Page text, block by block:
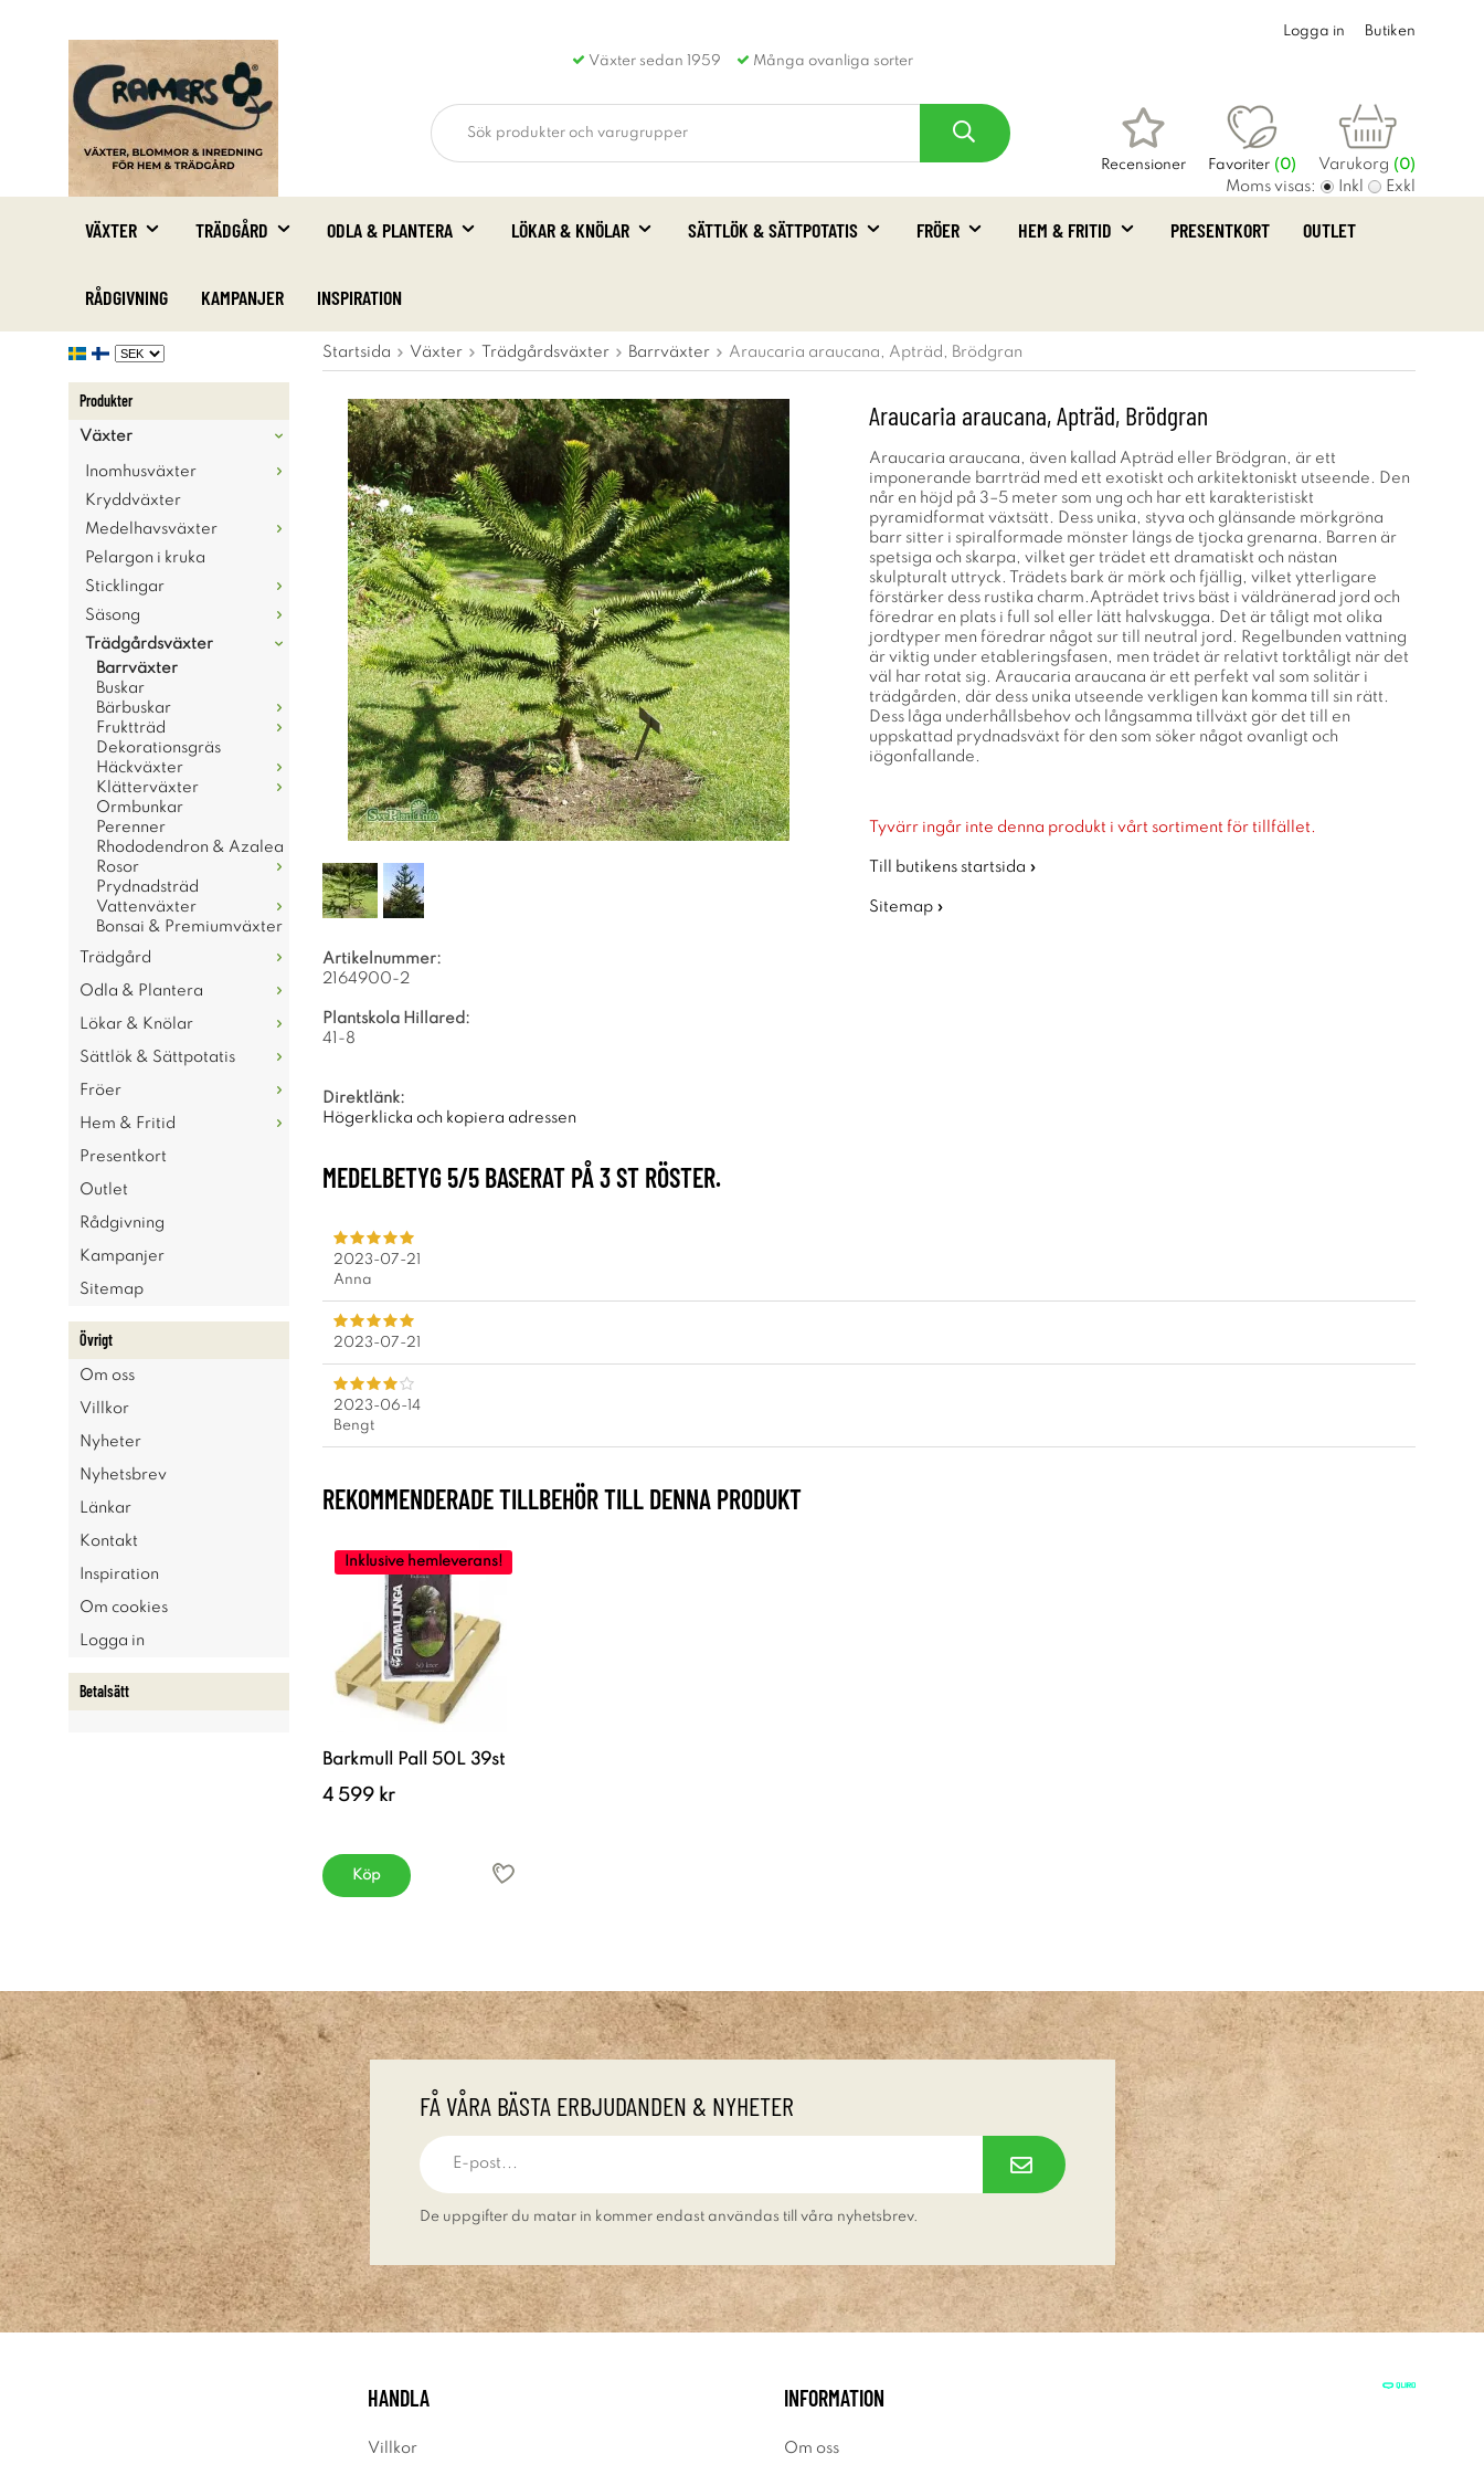
Växter sedan 1959 Många ovanliga sorter
Logga in Butiken
Recensioner Favoriter (0) Varukorg (0)
Moms visas: Inkl Exkl
VÄXTER TRÄDGÅRD ODLA & PLANTERA LÖKAR & KNÖLAR SÄTTLÖK & SÄTTPOTATIS FRÖER HEM & FRITID PRESENTKORT OUTLET
RÅDGIVNING KAMPANJER INSPIRATION
Produkter
Växter
Inomhusväxter
Kryddväxter
Medelhavsväxter
Pelargon i kruka
Sticklingar
Säsong
Trädgårdsväxter
Barrväxter
Buskar
Bärbuskar
Fruktträd
Dekorationsgräs
Häckväxter
Klätterväxter
Ormbunkar
Perenner
Rhododendron & Azalea
Rosor
Prydnadsträd
Vattenväxter
Bonsai & Premiumväxter
Trädgård
Odla & Plantera
Lökar & Knölar
Sättlök & Sättpotatis
Fröer
Hem & Fritid
Presentkort
Outlet
Rådgivning
Kampanjer
Sitemap
Övrigt
Om oss
Villkor
Nyheter
Nyhetsbrev
Länkar
Kontakt
Inspiration
Om cookies
Logga in
Betalsätt
Startsida Växter Trädgårdsväxter Barrväxter Araucaria araucana, Apträd, Brödgran
Araucaria araucana, Apträd, Brödgran
Araucaria araucana, även kallad Apträd eller Brödgran, är ett
imponerande barrträd med ett exotiskt och arkitektoniskt utseende. Den
når en höjd på 3–5 meter som ung och har ett karakteristiskt
pyramidformat växtsätt. Dess unika, styva och glänsande mörkgröna
barr sitter i spiralformade mönster längs de tjocka grenarna. Barren är
spetsiga och skarpa, vilket ger trädet ett dramatiskt och nästan
skulpturalt uttryck. Trädets bark är mörk och fjällig, vilket ytterligare
förstärker dess rustika charm.Apträdet trivs bäst i väldränerad jord och
föredrar en plats i full sol eller lätt halvskugga. Det är tåligt mot olika
jordtyper men föredrar något sur till neutral jord. Regelbunden vattning
är viktig under etableringsfasen, men trädet är relativt torktåligt när det
väl har rotat sig. Araucaria araucana är ett perfekt val som solitär i
trädgården, där dess unika utseende verkligen kan komma till sin rätt.
Dess låga underhållsbehov och långsamma tillväxt gör det till en
uppskattad prydnadsväxt för den som söker något ovanligt och
iögonfallande.
Tyvärr ingår inte denna produkt i vårt sortiment för tillfället.
Till butikens startsida »
Sitemap »
Artikelnummer:
2164900-2
Plantskola Hillared:
41-8
Direktlänk:
Högerklicka och kopiera adressen
MEDELBETYG 5/5 BASERAT PÅ3ST RÖSTER.
2023-07-21
Anna
2023-07-21
2023-06-14
Bengt
REKOMMENDERADE TILLBEHÖR TILL DENNA PRODUKT
Inklusive hemleverans!
Barkmull Pall 50L 39st
4 599 kr
Köp
FÅ VÅRA BÄSTA ERBJUDANDEN & NYHETER
De uppgifter du matar in kommer endast användas till våra nyhetsbrev.
HANDLA
Villkor
INFORMATION
Om oss